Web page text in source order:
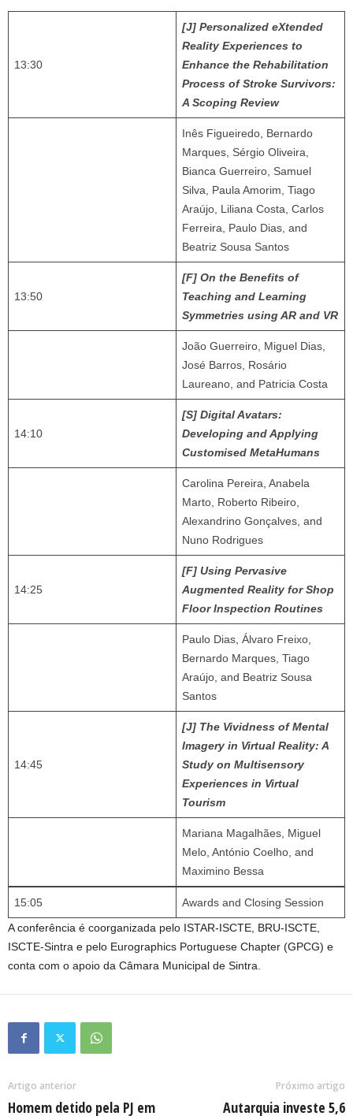
13:30
[J] Personalized eXtended
Reality Experiences to
Enhance the Rehabilitation
Process of Stroke Survivors:
A Scoping Review
Inês Figueiredo, Bernardo
Marques, Sérgio Oliveira,
Bianca Guerreiro, Samuel
Silva, Paula Amorim, Tiago
Araújo, Liliana Costa, Carlos
Ferreira, Paulo Dias, and
Beatriz Sousa Santos
13:50
[F] On the Benefits of
Teaching and Learning
Symmetries using AR and VR
João Guerreiro, Miguel Dias,
José Barros, Rosário
Laureano, and Patricia Costa
14:10
[S] Digital Avatars:
Developing and Applying
Customised MetaHumans
Carolina Pereira, Anabela
Marto, Roberto Ribeiro,
Alexandrino Gonçalves, and
Nuno Rodrigues
14:25
[F] Using Pervasive
Augmented Reality for Shop
Floor Inspection Routines
Paulo Dias, Álvaro Freixo,
Bernardo Marques, Tiago
Araújo, and Beatriz Sousa
Santos
14:45
[J] The Vividness of Mental
Imagery in Virtual Reality: A
Study on Multisensory
Experiences in Virtual
Tourism
Mariana Magalhães, Miguel
Melo, António Coelho, and
Maximino Bessa
15:05
Awards and Closing Session
A conferência é coorganizada pelo ISTAR-ISCTE, BRU-ISCTE,
ISCTE-Sintra e pelo Eurographics Portuguese Chapter (GPCG) e
conta com o apoio da Câmara Municipal de Sintra.
Artigo anterior
Homem detido pela PJ em
Próximo artigo
Autarquia investe 5,6